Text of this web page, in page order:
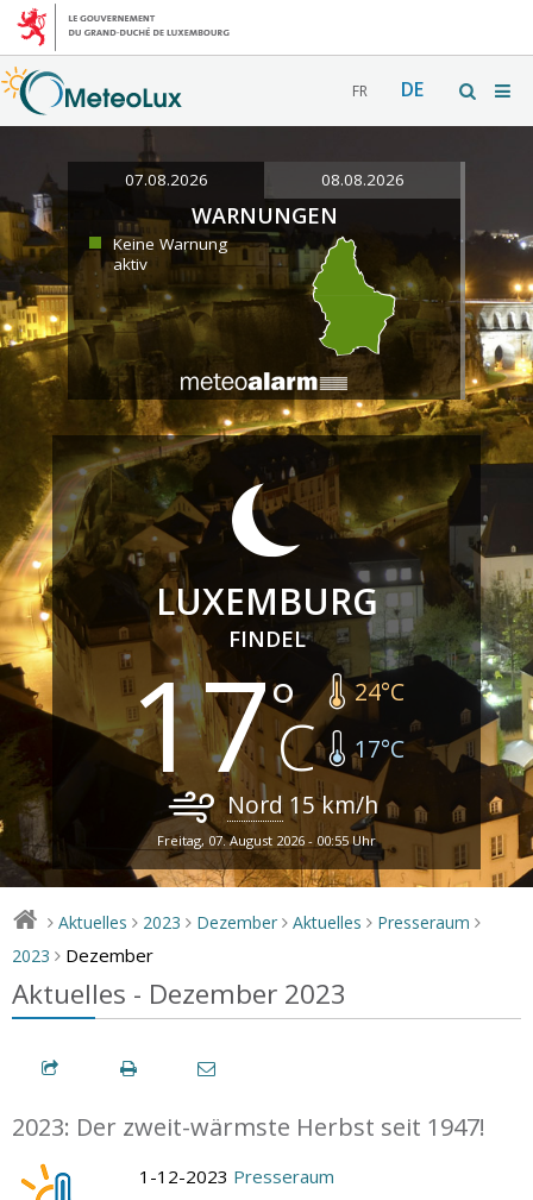
FR DE
07.08.2026 08.08.2026
WARNUNGEN
Keine Warnung
aktiv
LUXEMBURG
FINDEL
17 24°C
17°C
Nord 15km/h
Freitag, 07. August 2026 - 00:55 Uhr
> Aktuelles > 2023 > Dezember > Aktuelles > Presseraum >
2023 > Dezember
Aktuelles - Dezember 2023
2023: Der zweit-wärmste Herbst seit 1947!
1-12-2023 Presseraum